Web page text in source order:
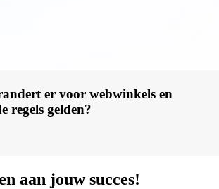
er voor webwinkels en
regels gelden?
aan jouw succes!